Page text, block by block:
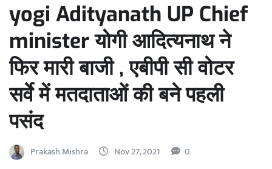
yogi Adityanath UP Chief
minister योगी आदित्यनाथ ने
फिर मारी बाजी , एबीपी सी वोटर
सर्वे में मतदाताओं की बने पहली
पसंद
Prakash Mishra Nov 27, 2021 0